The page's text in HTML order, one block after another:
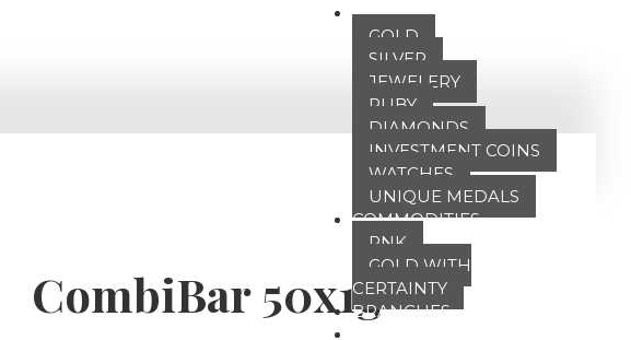
OUR OFFER
GOLD
SILVER
JEWELERY
RUBY
DIAMONDS
INVESTMENT COINS
WATCHES
UNIQUE MEDALS
COMMODITIES
PNK
GOLD WITH
CERTAINTY
BRANCHES
CombiBar 50x1g